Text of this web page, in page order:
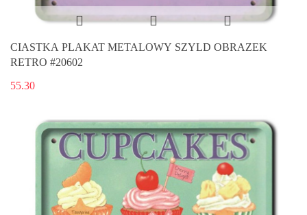
CIASTKA PLAKAT METALOWY SZYLD OBRAZEK
RETRO #20602
55.30